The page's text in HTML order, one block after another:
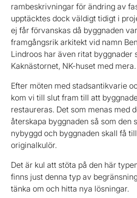
rambeskrivningar för ändring av
upptäcktes dock väldigt tidigt i
ej får förvanskas då byggnaden
framgångsrik arkitekt vid namn
Lindroos har även ritat byggnader
Kaknästornet, NK-huset med mera.
Efter möten med stadsantikvarie
kom vi till slut fram till att
restaureras. Det som menas med
återskapa byggnaden så som den
nybyggd och byggnaden skall få
originalkulör.
Det är kul att stöta på den här
finns just denna typ av
tänka om och hitta nya lösningar.